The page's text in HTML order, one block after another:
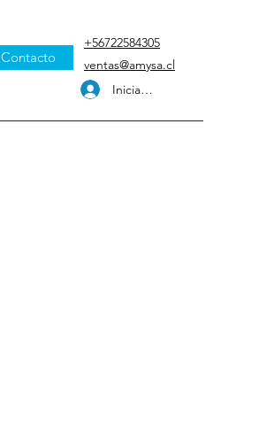
Contacto
Iniciar sesión
+56722584305
ventas@amysa.cl